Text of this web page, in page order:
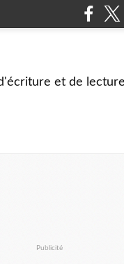
et de
Publicité